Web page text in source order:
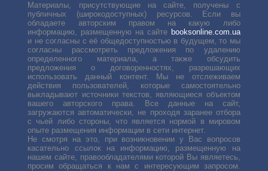
Материалы, присутствующие на сайте, получены с
публичных (широкодоступных) ресурсов. Если вы
обладаете авторским правом на какую либо
информацию, размещенную на сайте booksonline.com.ua
и не согласны с её общедоступностью в будущем, то мы
согласны рассмотреть предложения по удалению
определенного материала, а также обсудить
предложения о договоренностях, разрешающих
использовать данный контент. Мы не отслеживаем
действия пользователей, которые самостоятельно
выкладывают источники текстов, являющиеся объектом
вашего авторского права. Все данные на сайт,
загружаются автоматически, не проходя заранее отбора
с чьей либо стороны, что является нормой в мировом
опыте размещения информации в сети интернет.
Не смотря на это, при возникновении у Вас вопросов
касательно ссылок на информацию, размещенную на
нашем сайте, правообладателями которой Вы являетесь,
просим обращаться к нам с интересующим запросом.